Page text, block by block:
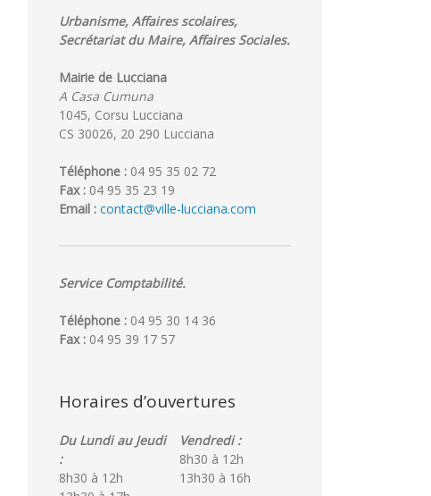
Urbanisme, Affaires scolaires,
Secrétariat du Maire, Affaires Sociales.
Mairie de Lucciana
A Casa Cumuna
1045, Corsu Lucciana
CS 30026, 20 290 Lucciana
Téléphone : 04 95 35 02 72
Fax : 04 95 35 23 19
Email : contact@ville-lucciana.com
Service Comptabilité.
Téléphone : 04 95 30 14 36
Fax : 04 95 39 17 57
Horaires d’ouvertures
Du Lundi au Jeudi
:
8h30 à 12h
Vendredi :
8h30 à 12h
13h30 à 16h